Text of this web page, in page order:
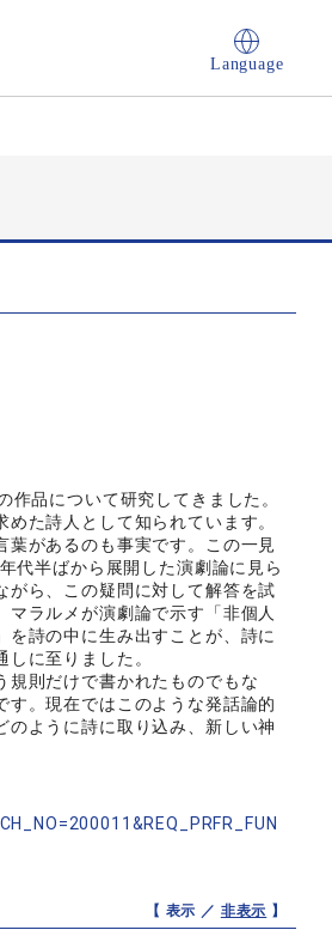
Language
品について研究してきました。
た詩人として知られています。
があるのも事実です。この一見
代半ばから展開した演劇論に見ら
がら、この疑問に対して解答を試
ラルメが演劇論で示す「非個人
詩の中に生み出すことが、詩に
に至りました。
則だけで書かれたものでもな
す。現在ではこのような発話論的
ように詩に取り込み、新しい神
【 表示 ／ 非表示 】